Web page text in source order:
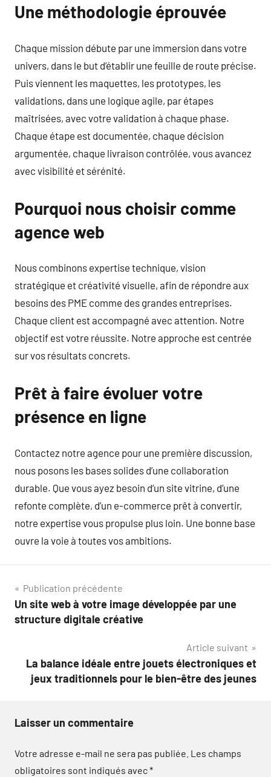
Une méthodologie éprouvée
Chaque mission débute par une immersion dans votre
univers, dans le but d’établir une feuille de route précise.
Puis viennent les maquettes, les prototypes, les
validations, dans une logique agile, par étapes
maîtrisées, avec votre validation à chaque phase.
Chaque étape est documentée, chaque décision
argumentée, chaque livraison contrôlée, vous avancez
avec visibilité et sérénité.
Pourquoi nous choisir comme
agence web
Nous combinons expertise technique, vision
stratégique et créativité visuelle, afin de répondre aux
besoins des PME comme des grandes entreprises.
Chaque client est accompagné avec attention. Notre
objectif est votre réussite. Notre approche est centrée
sur vos résultats concrets.
Prêt à faire évoluer votre
présence en ligne
Contactez notre agence pour une première discussion,
nous posons les bases solides d’une collaboration
durable. Que vous ayez besoin d’un site vitrine, d’une
refonte complète, d’un e-commerce prêt à convertir,
notre expertise vous propulse plus loin. Une bonne base
ouvre la voie à toutes vos ambitions.
Navigation
de
Publication précédente
Un site web à votre image développée par une
structure digitale créative
Article suivant
La balance idéale entre jouets électroniques et
jeux traditionnels pour le bien-être des jeunes
Laisser un commentaire
Votre adresse e-mail ne sera pas publiée. Les champs
obligatoires sont indiqués avec*